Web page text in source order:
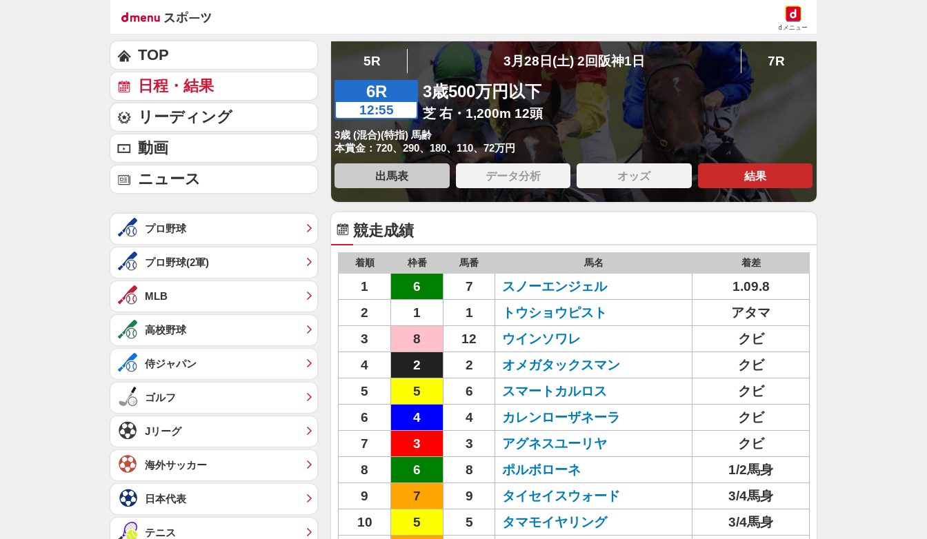
dメニュー
5R 3月28日(土) 2回阪神1日 7R
6R
12:55
3歳500万円以下
芝 右・1,200m 12頭
3歳 (混合)(特指) 馬齢
本賞金：720、290、180、110、72万円
出馬表 データ分析 オッズ 結果
競走成績
着順 枠番 馬番 馬名 着差
1 6 7 スノーエンジェル
1.09.8
2
1 1 トウショウピスト
アタマ
3
8 12 ウインソワレ
クビ
4
2 2 オメガタックスマン
クビ
5
5 6 スマートカルロス
クビ
6
4 4 カレンローザネーラ
クビ
7
3 3 アグネスユーリヤ
クビ
8
6 8 ポルボローネ
1/2馬身
9
7 9 タイセイスウォード
3/4馬身
10
5 5 タマモイヤリング
3/4馬身
TOP
日程・結果
リーディング
動画
ニュース
プロ野球
プロ野球(2軍)
MLB
高校野球
侍ジャパン
ゴルフ
Jリーグ
海外サッカー
日本代表
テニス